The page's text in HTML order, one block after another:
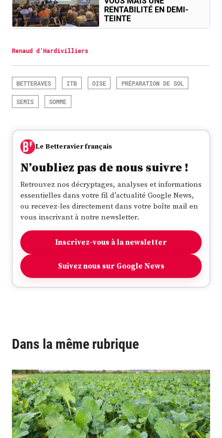
RENTABILITÉ EN DEMI-
TEINTE
Renaud d’Hardivilliers
BETTERAVES ITB OISE PRÉPARATION DE SOL
SEMIS SOMME
Le Betteravier français
N’oubliez pas de nous suivre !
Retrouvez nos décryptages, analyses et informations
essentielles dans votre fil d’actualité Google News,
ou recevez-les directement dans votre boîte mail en
vous inscrivant à notre newsletter.
Inscrivez-vous à la newsletter
Suivez nous sur Google News
Dans la même rubrique